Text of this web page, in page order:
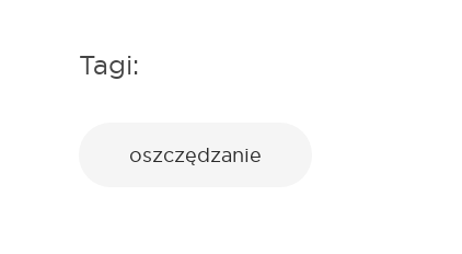
Tagi:
oszczędzanie